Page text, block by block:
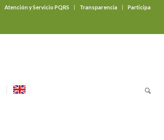
Atención y Servicio PQRS Transparencia Participa